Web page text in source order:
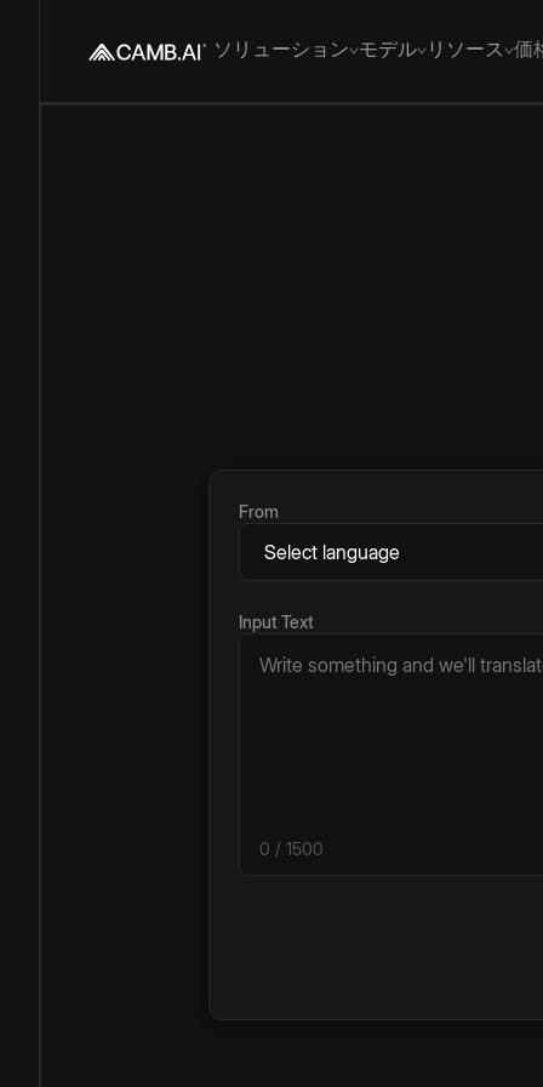
ソリューション モデル リソース 価
From
Input Text
0 / 1500